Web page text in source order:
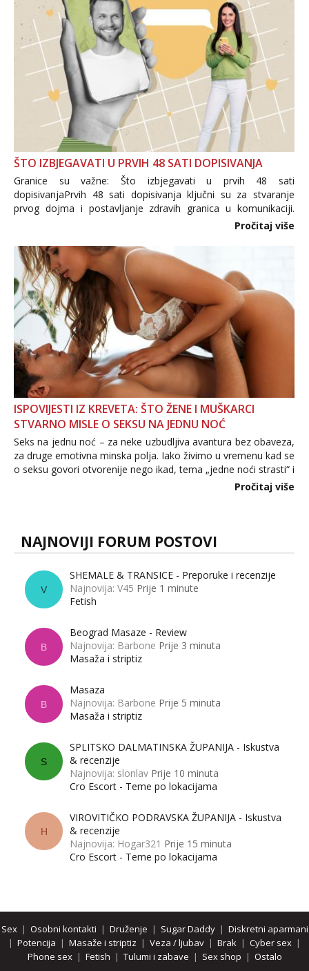
ŠTO IZBJEGAVATI U PRVIH 48 SATI DOPISIVANJA
Granice su važne: Što izbjegavati u prvih 48 sati
dopisivanjaPrvih 48 sati dopisivanja ključni su za stvaranje
prvog dojma i postavljanje zdravih granica u komunikaciji.
Važno je izbjeći prebrzo otkrivanje osobnih ili intimnih
informacija, jer nepoznata osoba još nije zaslužila to
povjerenje. Takođe...
Pročitaj više
ISPOVIJESTI IZ KREVETA: ŠTO ŽENE I MUŠKARCI
STVARNO MISLE O SEKSU NA JEDNU NOĆ
Seks na jednu noć – za neke uzbudljiva avantura bez obaveza,
za druge emotivna minska polja. Iako živimo u vremenu kad se
o seksu govori otvorenije nego ikad, tema „jedne noći strasti“ i
dalje izaziva burne rasprave. Što zapravo misle žene, a što
Pročitaj više
NAJNOVIJI FORUM POSTOVI
V
SHEMALE & TRANSICE - Preporuke i recenzije
Najnovija: V45 Prije 1 minute
Fetish
B
Beograd Masaze - Review
Najnovija: Barbone Prije 3 minuta
Masaža i striptiz
B
Masaza
Najnovija: Barbone Prije 5 minuta
Masaža i striptiz
S
SPLITSKO DALMATINSKA ŽUPANIJA - Iskustva
& recenzije
Najnovija: slonlav Prije 10 minuta
Cro Escort - Teme po lokacijama
H
VIROVITIČKO PODRAVSKA ŽUPANIJA - Iskustva
& recenzije
Najnovija: Hogar321 Prije 15 minuta
Cro Escort - Teme po lokacijama
Sex| Osobni kontakti | Druženje | Sugar Daddy| Diskretni aparmani
| Potencija | Masaže i striptiz | Veza / ljubav | Brak | Cyber sex |
Phone sex| Fetish | Tulumi i zabave | Sex shop | Ostalo